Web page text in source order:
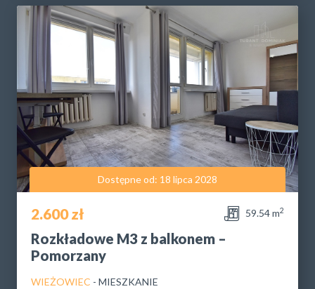
Dostępne od: 18 lipca 2028
2.600 zł 59.54 m2
Rozkładowe M3 z balkonem –
Pomorzany
WIEŻOWIEC - MIESZKANIE